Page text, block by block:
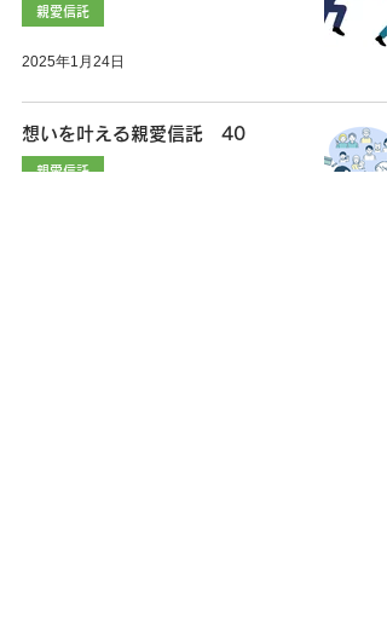
親愛信託
2025年1月24日
想いを叶える親愛信託 40
親愛信託